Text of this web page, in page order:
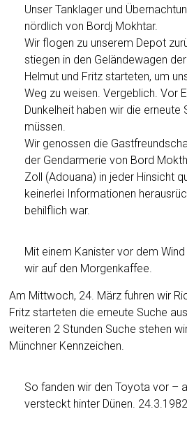
Unser Tanklager und
nördlich von Bordj Mokhtar.
Wir flogen zu unserem Depot
stiegen in den Geländewagen
Helmut und Fritz starteten, um
Weg zu weisen. Vergeblich. Vor
Dunkelheit haben wir die erneute
müssen.
Wir genossen die
der Gendarmerie von Bord
Zoll (Adouana) in jeder Hinsicht
keinerlei Informationen
behilflich war.
Mit einem Kanister vor dem
wir auf den Morgenkaffee.
Am Mittwoch, 24. März fuhren wir
Fritz starteten die erneute Suche
weiteren 2 Stunden Suche stehen
Münchner Kennzeichen.
So fanden wir den Toyota vor –
versteckt hinter Dünen. 24.3.1982